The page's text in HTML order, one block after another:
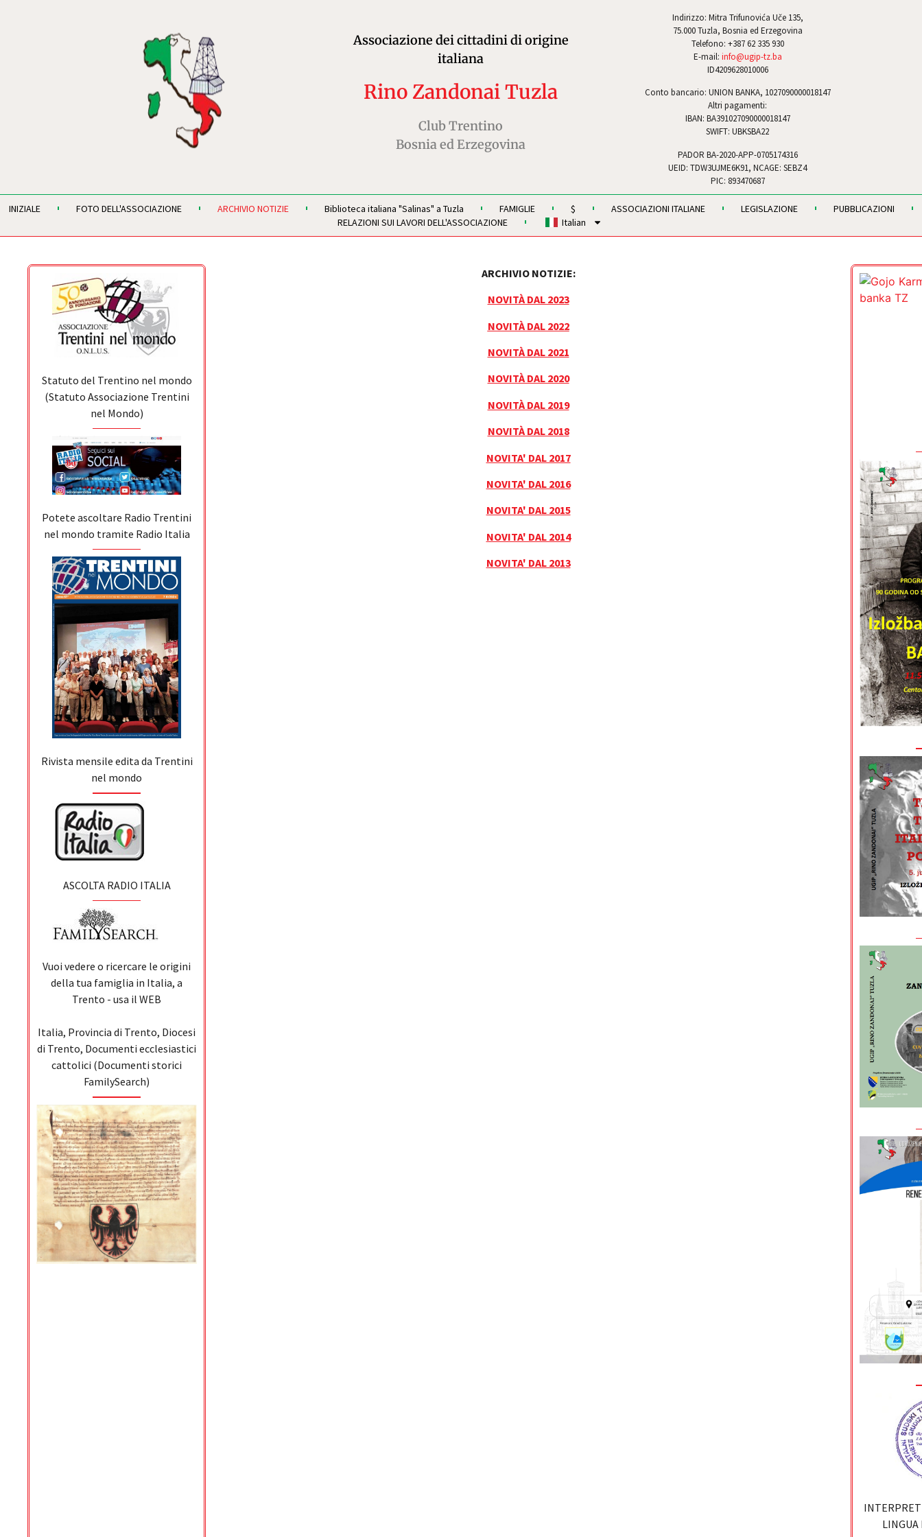
Associazione dei cittadini di origine
italiana
Rino Zandonai Tuzla
Club Trentino
Bosnia ed Erzegovina
Indirizzo: Mitra Trifunovića Uče 135,
75.000 Tuzla, Bosnia ed Erzegovina
Telefono: +387 62 335 930
E-mail: info@ugip-tz.ba
ID4209628010006
Conto bancario: UNION BANKA, 1027090000018147
Altri pagamenti:
IBAN: BA391027090000018147
SWIFT: UBKSBA22
PADOR BA-2020-APP-0705174316
UEID: TDW3UJME6K91, NCAGE: SEBZ4
PIC: 893470687
INIZIALE FOTO DELL'ASSOCIAZIONE ARCHIVIO NOTIZIE Biblioteca italiana "Salinas" a Tuzla FAMIGLIE $ ASSOCIAZIONI ITALIANE LEGISLAZIONE
PUBBLICAZIONI
RELAZIONI SUI LAVORI DELL'ASSOCIAZIONE
Italian
Statuto del Trentino nel mondo
(Statuto Associazione Trentini
nel Mondo)
Potete ascoltare Radio Trentini
nel mondo tramite Radio Italia
Rivista mensile edita da Trentini
nel mondo
ASCOLTA RADIO ITALIA
Vuoi vedere o ricercare le origini
della tua famiglia in Italia, a
Trento - usa il WEB
Italia, Provincia di Trento, Diocesi
di Trento, Documenti ecclesiastici
cattolici (Documenti storici
FamilySearch)
ARCHIVIO NOTIZIE:
NOVITÀ DAL 2023
NOVITÀ DAL 2022
NOVITÀ DAL 2021
NOVITÀ DAL 2020
NOVITÀ DAL 2019
NOVITÀ DAL 2018
NOVITA' DAL 2017
NOVITA' DAL 2016
NOVITA' DAL 2015
NOVITA' DAL 2014
NOVITA' DAL 2013